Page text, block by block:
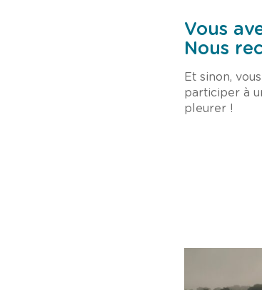
Vous
Nous
Et sinon,
participer à
pleurer !